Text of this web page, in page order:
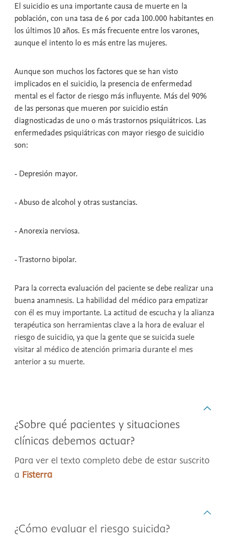
El suicidio es una importante causa de muerte en la
población, con una tasa de 6 por cada 100.000 habitantes en
los últimos 10 años. Es más frecuente entre los varones,
aunque el intento lo es más entre las mujeres.
Aunque son muchos los factores que se han visto
implicados en el suicidio, la presencia de enfermedad
mental es el factor de riesgo más influyente. Más del 90%
de las personas que mueren por suicidio están
diagnosticadas de uno o más trastornos psiquiátricos. Las
enfermedades psiquiátricas con mayor riesgo de suicidio
son:
- Depresión mayor.
- Abuso de alcohol y otras sustancias.
- Anorexia nerviosa.
- Trastorno bipolar.
Para la correcta evaluación del paciente se debe realizar una
buena anamnesis. La habilidad del médico para empatizar
con él es muy importante. La actitud de escucha y la alianza
terapéutica son herramientas clave a la hora de evaluar el
riesgo de suicidio, ya que la gente que se suicida suele
visitar al médico de atención primaria durante el mes
anterior a su muerte.
¿Sobre qué pacientes y situaciones
clínicas debemos actuar?
Para ver el texto completo debe de estar suscrito
a Fisterra
¿Cómo evaluar el riesgo suicida?